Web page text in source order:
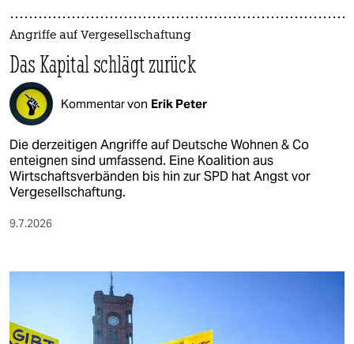
Angriffe auf Vergesellschaftung
Das Kapital schlägt zurück
Kommentar von Erik Peter
Die derzeitigen Angriffe auf Deutsche Wohnen & Co
enteignen sind umfassend. Eine Koalition aus
Wirtschaftsverbänden bis hin zur SPD hat Angst vor
Vergesellschaftung.
9.7.2026